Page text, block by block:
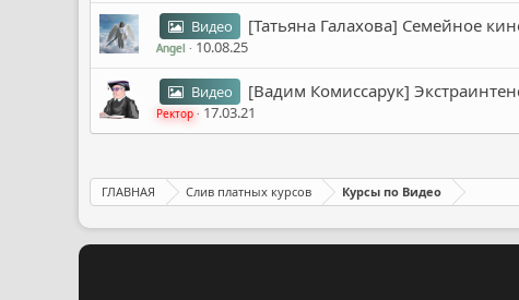
Видео [Татьяна Галахова] Семейное
Angel 10.08.25
Видео [Вадим Комиссарук]
Ректор 17.03.21
ГЛАВНАЯ Слив платных курсов Курсы по Видео